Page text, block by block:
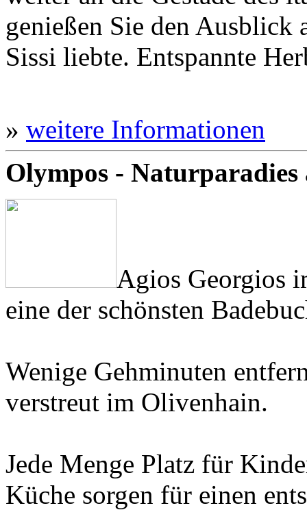
genießen Sie den Ausblick
Sissi liebte. Entspannte
» weitere Informationen
Olympos -
Agios Georgios
eine der schönsten
Wenige Gehminuten
verstreut im Olivenhain.
Jede Menge Platz für
Küche sorgen für einen